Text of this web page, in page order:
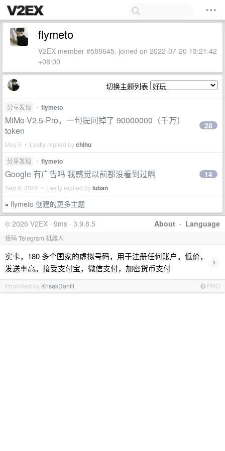
flymeto
V2EX member #588645, joined on 2022-07-20 13:21:42
+08:00
切换主题列表
分享发现 • flymeto
MiMo-V2.5-Pro，一句提问掉了 90000000（千万）
token
May 5 • Lastly replied bychihu
28
分享发现 • flymeto
Google 有广告吗 我感觉以前都没看到过啊
Sep 9, 2022 • Lastly replied byluban
14
» flymeto 创建的更多主题
About · Language
© 2026 V2EX · 9ms · 3.9.8.5
接码 Telegram 机器人
实卡，180 多个国家的虚拟号码，用于注册任何账户。低价，
发送率高。接受支付宝，微信支付，加密货币支付
›
Promoted by KrisakDaniil PRO